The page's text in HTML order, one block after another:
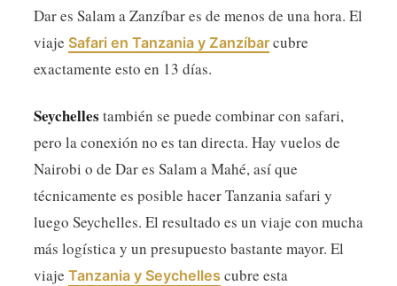
Dar es Salam a Zanzíbar es de menos de una hora. El
viaje Safari en Tanzania y Zanzíbarcubre
exactamente esto en 13 días.
Seychelles también se puede combinar con safari,
pero la conexión no es tan directa. Hay vuelos de
Nairobi o de Dar es Salam a Mahé, así que
técnicamente es posible hacer Tanzania safari y
luego Seychelles. El resultado es un viaje con mucha
más logística y un presupuesto bastante mayor. El
viaje Tanzania y Seychellescubre esta